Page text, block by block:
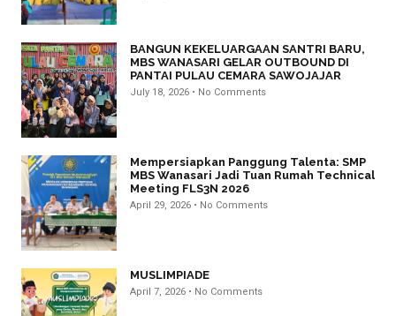
BANGUN KEKELUARGAAN SANTRI BARU,
MBS WANASARI GELAR OUTBOUND DI
PANTAI PULAU CEMARA SAWOJAJAR
July 18, 2026 No Comments
Mempersiapkan Panggung Talenta: SMP
MBS Wanasari Jadi Tuan Rumah Technical
Meeting FLS3N 2026
April 29, 2026 No Comments
MUSLIMPIADE
April 7, 2026 No Comments